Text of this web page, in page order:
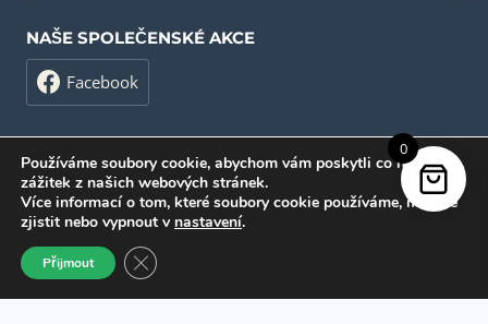
NAŠE SPOLEČENSKÉ AKCE
Facebook
Používáme soubory cookie, abychom vám poskytli co nejlepší
zážitek z našich webových stránek.
Více informací o tom, které soubory cookie používáme, můžete
zjistit nebo vypnout v nastavení.
Přijmout Zavřít Banner souborů cookie GDPR
0